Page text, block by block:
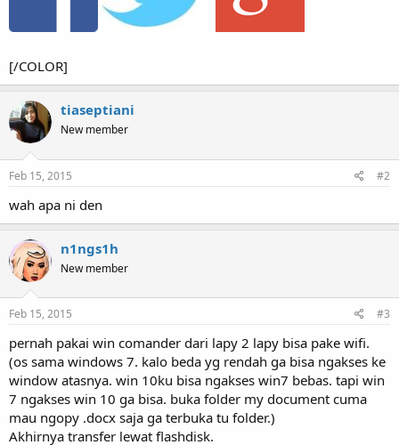
[/COLOR]
tiaseptiani
New member
Feb 15, 2015 #2
wah apa ni den
n1ngs1h
New member
Feb 15, 2015 #3
pernah pakai win comander dari lapy 2 lapy bisa pake wifi.
(os sama windows 7. kalo beda yg rendah ga bisa ngakses ke
window atasnya. win 10ku bisa ngakses win7 bebas. tapi win
7 ngakses win 10 ga bisa. buka folder my document cuma
mau ngopy .docx saja ga terbuka tu folder.)
Akhirnya transfer lewat flashdisk.